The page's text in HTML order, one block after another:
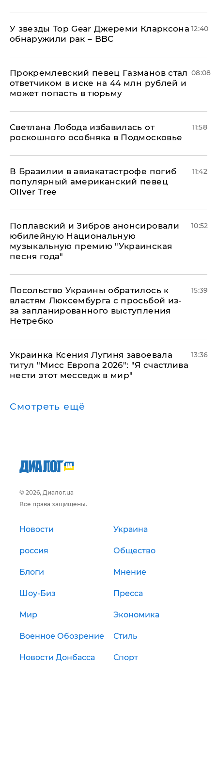
У звезды Top Gear Джереми Кларксона
обнаружили рак – BBC
12:40
Прокремлевский певец Газманов стал
ответчиком в иске на 44 млн рублей и
может попасть в тюрьму
08:08
Светлана Лобода избавилась от
роскошного особняка в Подмосковье
11:58
В Бразилии в авиакатастрофе погиб
популярный американский певец
Oliver Tree
11:42
Поплавский и Зибров анонсировали
юбилейную Национальную
музыкальную премию "Украинская
песня года"
10:52
Посольство Украины обратилось к
властям Люксембурга с просьбой из-
за запланированного выступления
Нетребко
15:39
Украинка Ксения Лугиня завоевала
титул "Мисс Европа 2026": "Я счастлива
нести этот месседж в мир"
13:36
Смотреть ещё
© 2026, Диалог.ua
Все права защищены.
Новости Украина
россия Общество
Блоги Мнение
Шоу-Биз Пресса
Мир Экономика
Военное Обозрение Стиль
Новости Донбасса Спорт